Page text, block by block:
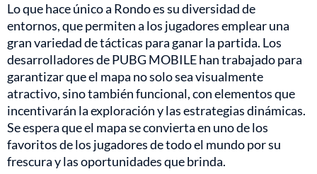
Lo que hace único a Rondo es su diversidad de
entornos, que permiten a los jugadores emplear una
gran variedad de tácticas para ganar la partida. Los
desarrolladores de PUBG MOBILE han trabajado para
garantizar que el mapa no solo sea visualmente
atractivo, sino también funcional, con elementos que
incentivarán la exploración y las estrategias dinámicas.
Se espera que el mapa se convierta en uno de los
favoritos de los jugadores de todo el mundo por su
frescura y las oportunidades que brinda.